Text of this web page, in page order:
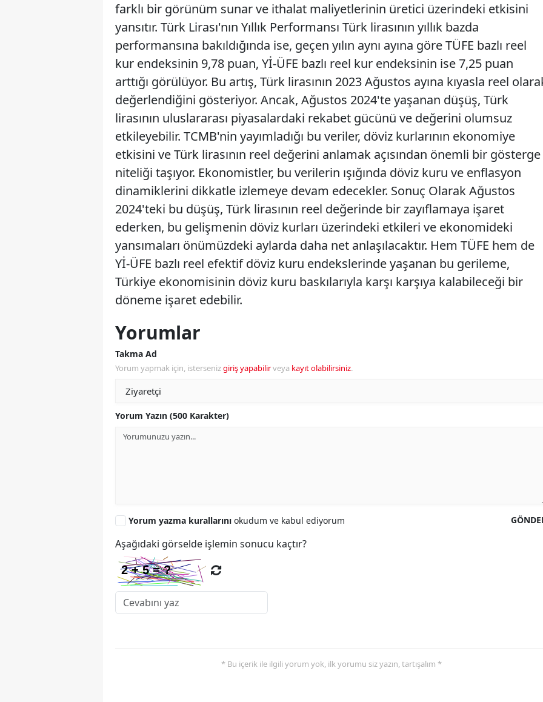
farklı bir görünüm sunar ve ithalat maliyetlerinin üretici üzerindeki etkisini
yansıtır. Türk Lirası'nın Yıllık Performansı Türk lirasının yıllık bazda
performansına bakıldığında ise, geçen yılın aynı ayına göre TÜFE bazlı reel
kur endeksinin 9,78 puan, Yİ-ÜFE bazlı reel kur endeksinin ise 7,25 puan
arttığı görülüyor. Bu artış, Türk lirasının 2023 Ağustos ayına kıyasla reel
değerlendiğini gösteriyor. Ancak, Ağustos 2024'te yaşanan düşüş, Türk
lirasının uluslararası piyasalardaki rekabet gücünü ve değerini olumsuz
etkileyebilir. TCMB'nin yayımladığı bu veriler, döviz kurlarının ekonomiye
etkisini ve Türk lirasının reel değerini anlamak açısından önemli bir gösterge
niteliği taşıyor. Ekonomistler, bu verilerin ışığında döviz kuru ve enflasyon
dinamiklerini dikkatle izlemeye devam edecekler. Sonuç Olarak Ağustos
2024'teki bu düşüş, Türk lirasının reel değerinde bir zayıflamaya işaret
ederken, bu gelişmenin döviz kurları üzerindeki etkileri ve ekonomideki
yansımaları önümüzdeki aylarda daha net anlaşılacaktır. Hem TÜFE hem de
Yİ-ÜFE bazlı reel efektif döviz kuru endekslerinde yaşanan bu gerileme,
Türkiye ekonomisinin döviz kuru baskılarıyla karşı karşıya kalabileceği bir
döneme işaret edebilir.
Yorumlar
Takma Ad
Yorum yapmak için, istersenizgiriş yapabilirveya kayıt olabilirsiniz.
Yorum Yazın (500 Karakter)
Yorum yazma kurallarını okudum ve kabul ediyorum
Aşağıdaki görselde işlemin sonucu kaçtır?
* Bu içerik ile ilgili yorum yok, ilk yorumu siz yazın, tartışalım *